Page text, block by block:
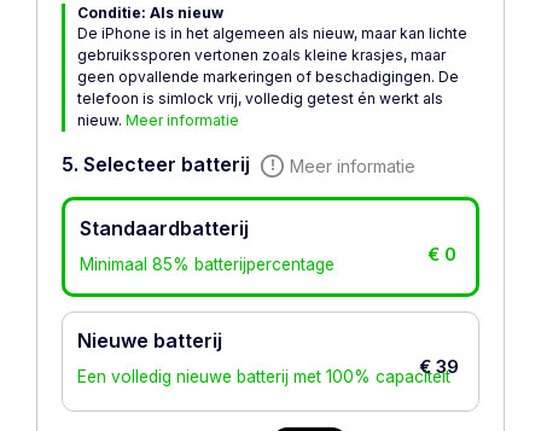
Conditie: Als nieuw
De iPhone is in het algemeen als nieuw, maar kan lichte
gebruikssporen vertonen zoals kleine krasjes, maar
geen opvallende markeringen of beschadigingen. De
telefoon is simlock vrij, volledig getest én werkt als
nieuw. Meer informatie
5. Selecteer batterij Meer informatie
Standaardbatterij
€ 0
Minimaal 85% batterijpercentage
Nieuwe batterij
€ 39
Een volledig nieuwe batterij met 100% capaciteit